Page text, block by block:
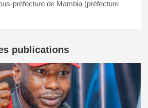
préfecture de Mambia (préfecture
publications